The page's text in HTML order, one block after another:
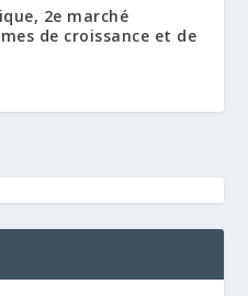
2e marché
de croissance et de